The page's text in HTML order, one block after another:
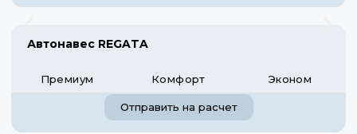
Автонавес REGATA
Премиум Комфорт Эконом
Отправить на расчет